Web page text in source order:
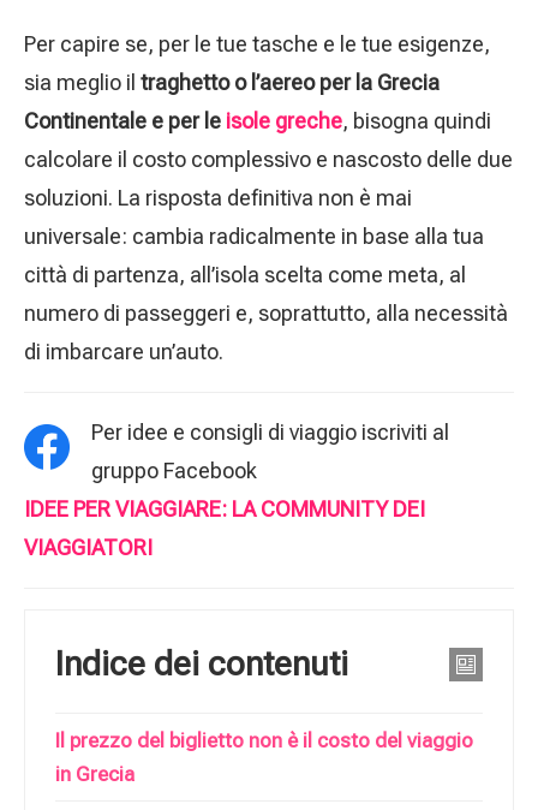
Per capire se, per le tue tasche e le tue esigenze,
sia meglio il traghetto o l’aereo per la Grecia
Continentale e per le isole greche, bisogna quindi
calcolare il costo complessivo e nascosto delle due
soluzioni. La risposta definitiva non è mai
universale: cambia radicalmente in base alla tua
città di partenza, all’isola scelta come meta, al
numero di passeggeri e, soprattutto, alla necessità
di imbarcare un’auto.
Per idee e consigli di viaggio iscriviti al
gruppo Facebook
IDEE PER VIAGGIARE: LA COMMUNITY DEI
VIAGGIATORI
Indice dei contenuti
Il prezzo del biglietto non è il costo del viaggio
in Grecia